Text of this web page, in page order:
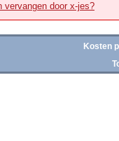
vervangen door x-jes?
Kosten